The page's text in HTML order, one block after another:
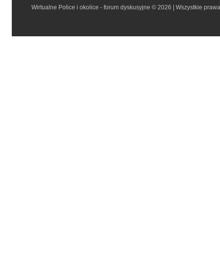
Wirtualne Police i okolice - forum dyskusyjne © 2026 | Wszystkie